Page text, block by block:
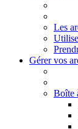
Les
Gérer vos
Boîte